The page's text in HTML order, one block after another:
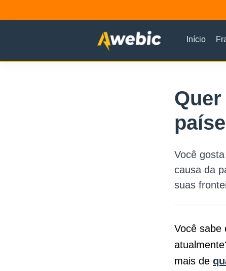
Início
Você
causa da
suas
Você sabe
mais de